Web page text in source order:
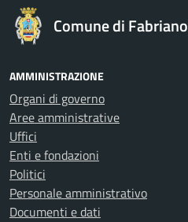
Comune di Fabriano
AMMINISTRAZIONE
Organi di governo
Aree amministrative
Uffici
Enti e fondazioni
Politici
Personale amministrativo
Documenti e dati